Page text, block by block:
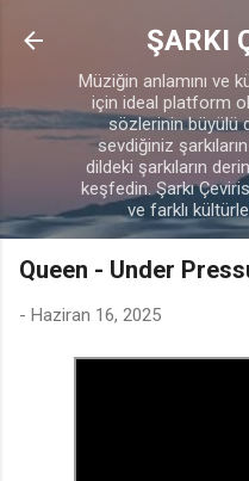
Ana
ŞARKI
Müziğin anlamını ve
için ideal platform
sözlerinin büyülü
sevdiğiniz
dildeki şarkıların
keşfedin. Şarkı
ve farklı
Queen - Under
- Haziran 16, 2025